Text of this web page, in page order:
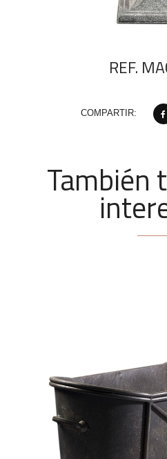
REF.
COMPARTIR:
También